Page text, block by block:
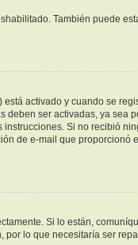
También puede
activado y cuando se
ser activadas, ya sea
Si no recibió
de e-mail que proporcionó
Si lo están,
por lo que necesitaría ser